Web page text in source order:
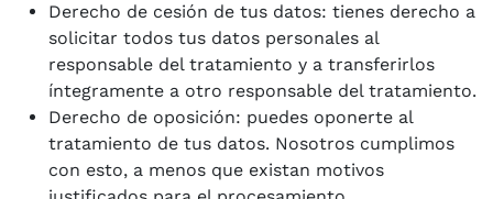
Derecho de cesión de tus datos: tienes derecho a
solicitar todos tus datos personales al
responsable del tratamiento y a transferirlos
íntegramente a otro responsable del tratamiento.
Derecho de oposición: puedes oponerte al
tratamiento de tus datos. Nosotros cumplimos
con esto, a menos que existan motivos